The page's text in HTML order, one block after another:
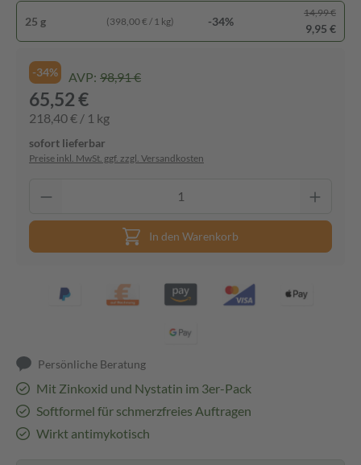
25 g (398,00 € / 1 kg) -34%
14,99 €
9,95 €
-34% AVP: 98,91 €
65,52 €
218,40 € / 1 kg
sofort lieferbar
Preise inkl. MwSt. ggf. zzgl. Versandkosten
In den Warenkorb
Persönliche Beratung
Mit Zinkoxid und Nystatin im 3er-Pack
Softformel für schmerzfreies Auftragen
Wirkt antimykotisch